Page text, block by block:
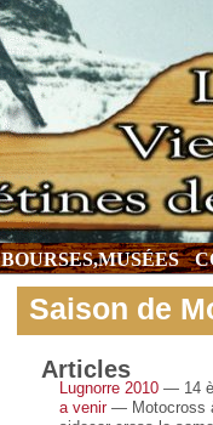
BOURSES,MUSÉES
Saison de
Articles
Lugnorre 2010 — 14
a venir— Motocross à